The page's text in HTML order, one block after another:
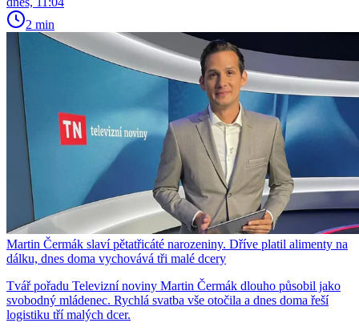
2 min
Martin Čermák slaví pětatřicáté narozeniny. Dříve platil alimenty na
dálku, dnes doma vychovává tři malé dcery
Tvář pořadu Televizní noviny Martin Čermák dlouho působil jako
svobodný mládenec. Rychlá svatba vše otočila a dnes doma řeší
logistiku tří malých dcer.